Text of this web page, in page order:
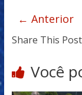
← Anterior
Share This
Você